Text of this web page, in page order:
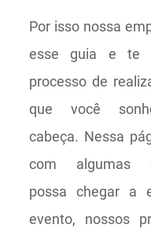
Por isso nossa
esse guia e te
processo de
que você
cabeça. Nessa
com algumas
possa chegar a
evento, nossos